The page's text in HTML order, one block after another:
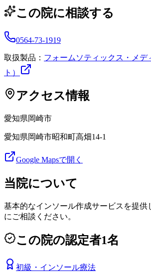
この院に相談する
0564-73-1919
取扱製品： フォームソティックス・メデ
ト）
アクセス情報
愛知県岡崎市
愛知県岡崎市昭和町高畑14-1
Google Mapsで開く
当院について
基本的なインソール作成サービスを提供
にご相談ください。
この院の認定者1名
初級 ・ インソール療法